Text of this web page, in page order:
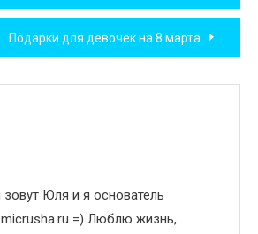
Подарки для девочек на 8 марта
Юля и я основатель
=) Люблю жизнь,